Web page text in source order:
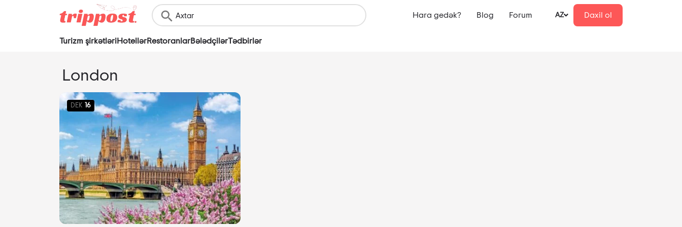
Hara gedək? Blog Forum AZ Daxil ol
Turizm şirkətləriHotellərRestoranlarBələdçilərTədbirlər
London
DEK 16